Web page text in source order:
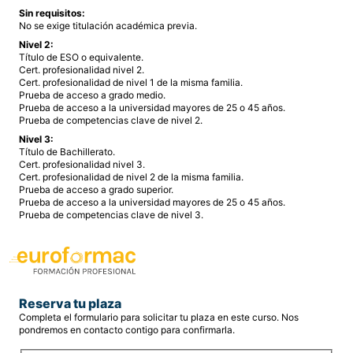
Sin requisitos:
No se exige titulación académica previa.
Nivel 2:
Título de ESO o equivalente.
Cert. profesionalidad nivel 2.
Cert. profesionalidad de nivel 1 de la misma familia.
Prueba de acceso a grado medio.
Prueba de acceso a la universidad mayores de 25 o 45 años.
Prueba de competencias clave de nivel 2.
Nivel 3:
Título de Bachillerato.
Cert. profesionalidad nivel 3.
Cert. profesionalidad de nivel 2 de la misma familia.
Prueba de acceso a grado superior.
Prueba de acceso a la universidad mayores de 25 o 45 años.
Prueba de competencias clave de nivel 3.
Reserva tu plaza
Completa el formulario para solicitar tu plaza en este curso. Nos
pondremos en contacto contigo para confirmarla.